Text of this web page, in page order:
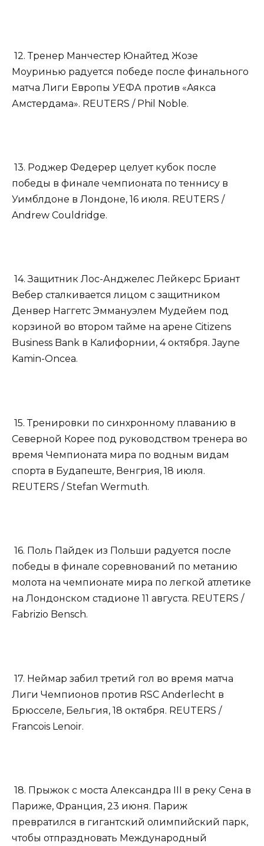
12. Тренер Манчестер Юнайтед Жозе
Моуринью радуется победе после финального
матча Лиги Европы УЕФА против «Аякса
Амстердама». REUTERS / Phil Noble.
13. Роджер Федерер целует кубок после
победы в финале чемпионата по теннису в
Уимблдоне в Лондоне, 16 июля. REUTERS /
Andrew Couldridge.
14. Защитник Лос-Анджелес Лейкерс Бриант
Вебер сталкивается лицом с защитником
Денвер Наггетс Эммануэлем Мудейем под
корзиной во втором тайме на арене Citizens
Business Bank в Калифорнии, 4 октября. Jayne
Kamin-Oncea.
15. Тренировки по синхронному плаванию в
Северной Корее под руководством тренера во
время Чемпионата мира по водным видам
спорта в Будапеште, Венгрия, 18 июля.
REUTERS / Stefan Wermuth.
16. Поль Пайдек из Польши радуется после
победы в финале соревнований по метанию
молота на чемпионате мира по легкой атлетике
на Лондонском стадионе 11 августа. REUTERS /
Fabrizio Bensch.
17. Неймар забил третий гол во время матча
Лиги Чемпионов против RSC Anderlecht в
Брюсселе, Бельгия, 18 октября. REUTERS /
Francois Lenoir.
18. Прыжок с моста Александра III в реку Сена в
Париже, Франция, 23 июня. Париж
превратился в гигантский олимпийский парк,
чтобы отпраздновать Международный